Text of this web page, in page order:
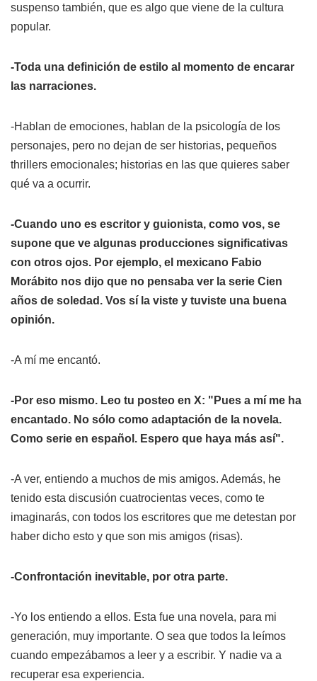
suspenso también, que es algo que viene de la cultura
popular.
-Toda una definición de estilo al momento de encarar
las narraciones.
-Hablan de emociones, hablan de la psicología de los
personajes, pero no dejan de ser historias, pequeños
thrillers emocionales; historias en las que quieres saber
qué va a ocurrir.
-Cuando uno es escritor y guionista, como vos, se
supone que ve algunas producciones significativas
con otros ojos. Por ejemplo, el mexicano Fabio
Morábito nos dijo que no pensaba ver la serie Cien
años de soledad . Vos sí la viste y tuviste una buena
opinión.
-A mí me encantó.
-Por eso mismo. Leo tu posteo en X: "Pues a mí me ha
encantado. No sólo como adaptación de la novela.
Como serie en español. Espero que haya más así".
-A ver, entiendo a muchos de mis amigos. Además, he
tenido esta discusión cuatrocientas veces, como te
imaginarás, con todos los escritores que me detestan por
haber dicho esto y que son mis amigos (risas).
-Confrontación inevitable, por otra parte.
-Yo los entiendo a ellos. Esta fue una novela, para mi
generación, muy importante. O sea que todos la leímos
cuando empezábamos a leer y a escribir. Y nadie va a
recuperar esa experiencia.